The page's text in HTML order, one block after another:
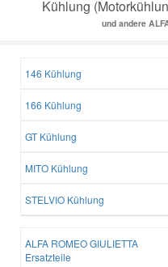
Kühlung
und andere
146 Kühlung
166 Kühlung
GT Kühlung
MITO Kühlung
STELVIO Kühlung
ALFA ROMEO GIULIETTA
Ersatzteile